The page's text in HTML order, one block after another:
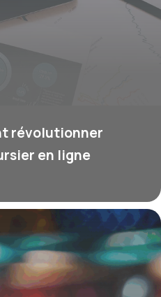
révolutionner
en ligne